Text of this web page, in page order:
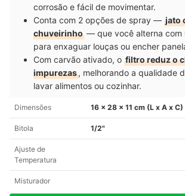
corrosão e fácil de movimentar.
Conta com 2 opções de spray — jato
chuveirinho — que você alterna com
para enxaguar louças ou encher
Com carvão ativado, o filtro reduz o
impurezas, melhorando a qualidade
lavar alimentos ou cozinhar.
Dimensões 16 x 28 x 11 cm (L x A x C)
Bitola 1/2"
Ajuste de
Temperatura
Misturador